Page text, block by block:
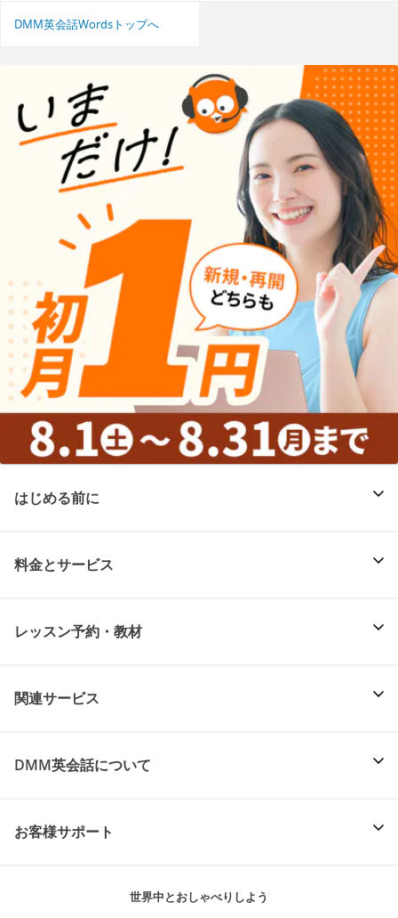
DMM英会話Wordsトップへ
はじめる前に
料金とサービス
レッスン予約・教材
関連サービス
DMM英会話について
お客様サポート
世界中とおしゃべりしよう